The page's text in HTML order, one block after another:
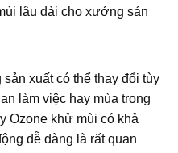
lâu dài cho xưởng sản
xuất có thể thay đổi tùy
làm việc hay mùa trong
Ozone khử mùi có khả
dễ dàng là rất quan